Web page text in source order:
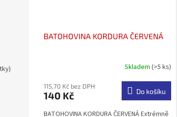
BATOHOVINA KORDURA ČERVENÁ
produktu
je
z
Skladem (>5 ks)
115,70 Kč bez DPH
140 Kč Do košíku
BATOHOVINA KORDURA ČERVENÁ Extrémně